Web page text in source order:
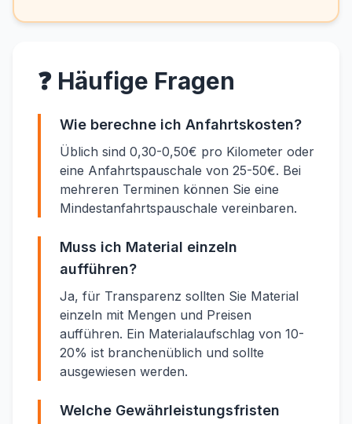
❓ Häufige Fragen
Wie berechne ich Anfahrtskosten?
Üblich sind 0,30-0,50€ pro Kilometer oder
eine Anfahrtspauschale von 25-50€. Bei
mehreren Terminen können Sie eine
Mindestanfahrtspauschale vereinbaren.
Muss ich Material einzeln
aufführen?
Ja, für Transparenz sollten Sie Material
einzeln mit Mengen und Preisen
aufführen. Ein Materialaufschlag von 10-
20% ist branchenüblich und sollte
ausgewiesen werden.
Welche Gewährleistungsfristen